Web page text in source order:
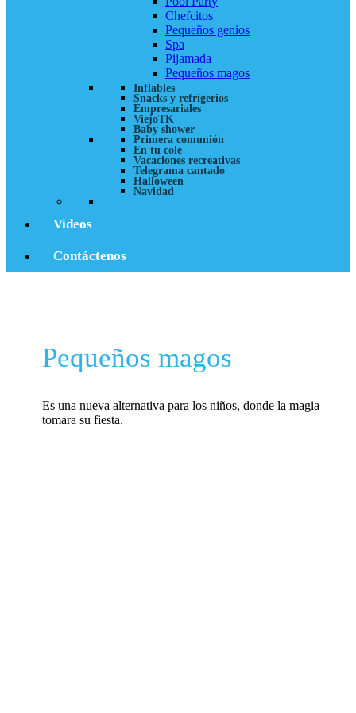
Chefcitos
Pequeños genios
Spa
Pijamada
Pequeños magos
Inflables
Snacks y refrigerios
Empresariales
ViejoTK
Baby shower
Primera comunión
En tu cole
Vacaciones recreativas
Telegrama cantado
Halloween
Navidad
Videos
Contáctenos
Pequeños magos
Es una nueva alternativa para los niños, donde la magia
tomara su fiesta.